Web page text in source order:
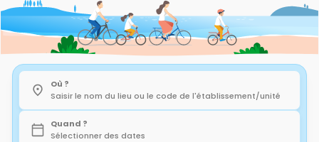
Où ?
Saisir le nom du lieu ou le code de l'établissement/unité
Quand ?
Sélectionner des dates